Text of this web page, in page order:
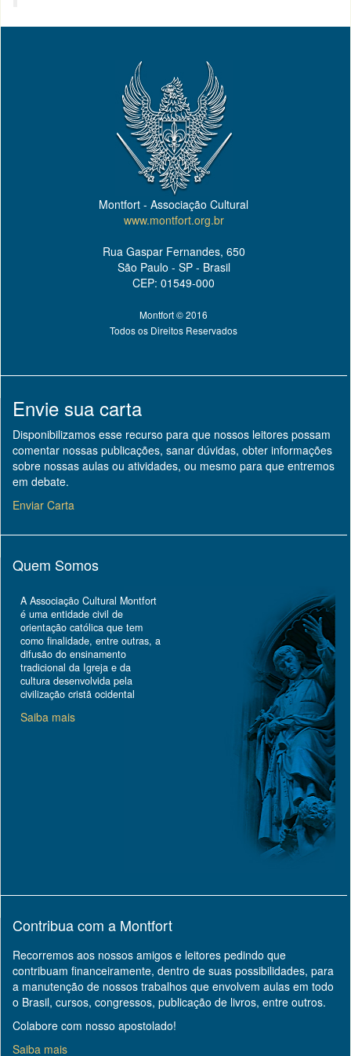
Montfort - Associação Cultural
www.montfort.org.br
Rua Gaspar Fernandes, 650
São Paulo - SP - Brasil
CEP: 01549-000
Montfort © 2016
Todos os Direitos Reservados
Envie sua carta
Disponibilizamos esse recurso para que nossos leitores possam
comentar nossas publicações, sanar dúvidas, obter informações
sobre nossas aulas ou atividades, ou mesmo para que entremos
em debate.
Enviar Carta
Quem Somos
A Associação Cultural Montfort
é uma entidade civil de
orientação católica que tem
como finalidade, entre outras, a
difusão do ensinamento
tradicional da Igreja e da
cultura desenvolvida pela
civilização cristã ocidental
Saiba mais
Contribua com a Montfort
Recorremos aos nossos amigos e leitores pedindo que
contribuam financeiramente, dentro de suas possibilidades, para
a manutenção de nossos trabalhos que envolvem aulas em todo
o Brasil, cursos, congressos, publicação de livros, entre outros.
Colabore com nosso apostolado!
Saiba mais